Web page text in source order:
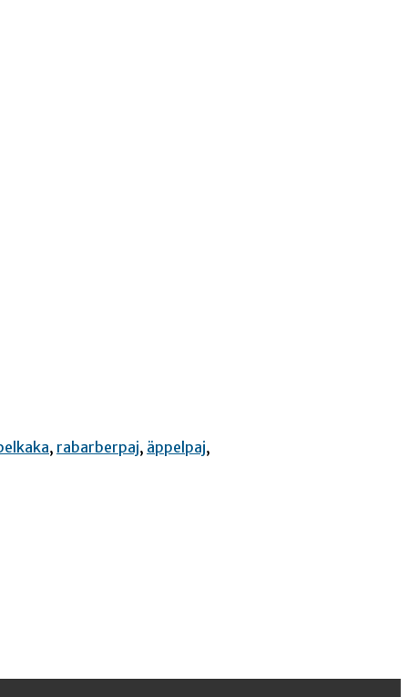
, rabarberpaj, äppelpaj,